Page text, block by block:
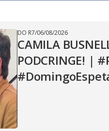
V
i
DO R7/06/08/2026
CAMILA
PODCRINGE! |